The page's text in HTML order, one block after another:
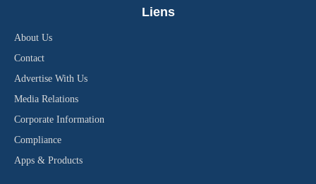
Liens
About Us
Contact
Advertise With Us
Media Relations
Corporate Information
Compliance
Apps & Products